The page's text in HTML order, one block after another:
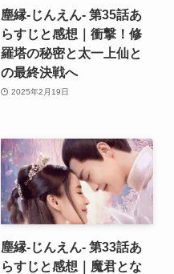
塵縁-じんえん- 第35話あ
らすじと感想｜衝撃！修
羅塔の秘密と太一上仙と
の最終決戦へ
2025年2月19日
塵縁-じんえん- 第33話あ
らすじと感想｜魔君とな